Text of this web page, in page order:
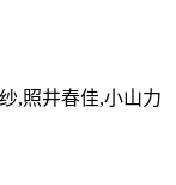
,照井春佳,小山力